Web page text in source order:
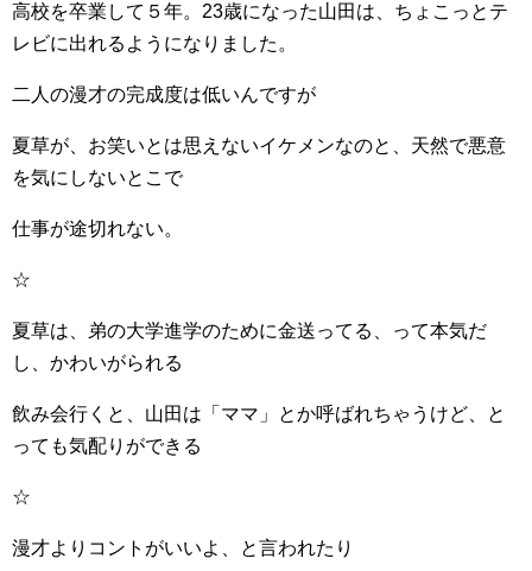
高校を卒業して５年。23歳になった山田は、ちょこっとテ
レビに出れるようになりました。
二人の漫才の完成度は低いんですが
夏草が、お笑いとは思えないイケメンなのと、天然で悪意
を気にしないとこで
仕事が途切れない。
☆
夏草は、弟の大学進学のために金送ってる、って本気だ
し、かわいがられる
飲み会行くと、山田は「ママ」とか呼ばれちゃうけど、と
っても気配りができる
☆
漫才よりコントがいいよ、と言われたり